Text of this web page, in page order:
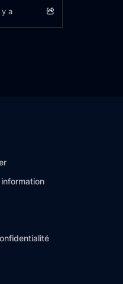
y a